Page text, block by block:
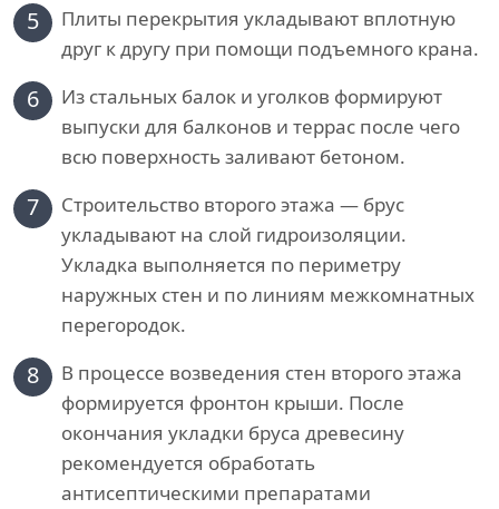
5
Плиты перекрытия укладывают вплотную
друг к другу при помощи подъемного крана.
6
Из стальных балок и уголков формируют
выпуски для балконов и террас после чего
всю поверхность заливают бетоном.
7
Строительство второго этажа — брус
укладывают на слой гидроизоляции.
Укладка выполняется по периметру
наружных стен и по линиям межкомнатных
перегородок.
8
В процессе возведения стен второго этажа
формируется фронтон крыши. После
окончания укладки бруса древесину
рекомендуется обработать
антисептическими препаратами